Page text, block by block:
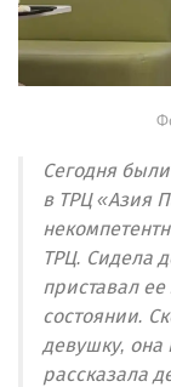
Сегодня
в ТРЦ «Азия
ТРЦ. Сидела
приставал
состоянии.
девушку, она
рассказала